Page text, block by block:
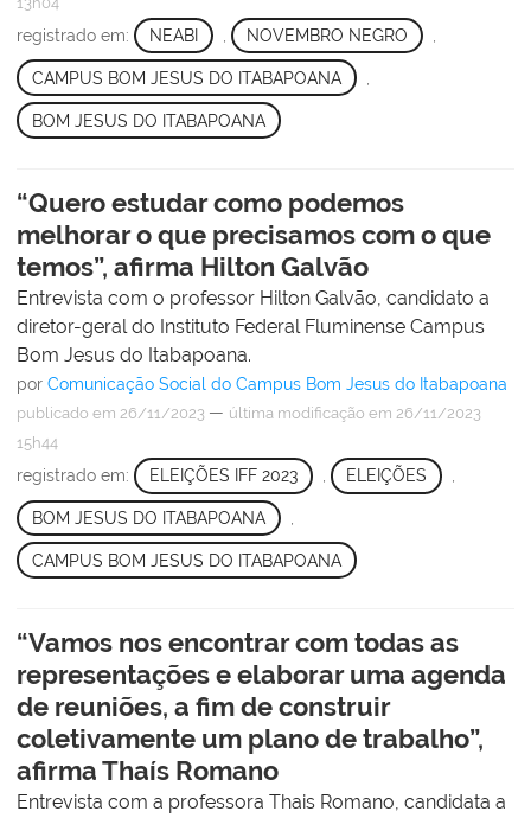
registrado em: NEABI NOVEMBRO NEGRO
CAMPUS BOM JESUS DO ITABAPOANA
BOM JESUS DO ITABAPOANA
“Quero estudar como podemos
melhorar o que precisamos com o que
temos”, afirma Hilton Galvão
Entrevista com o professor Hilton Galvão, candidato a
diretor-geral do Instituto Federal Fluminense Campus
Bom Jesus do Itabapoana.
por Comunicação Social do Campus Bom Jesus do Itabapoana
publicado em 26/11/2023 — última modificação em 26/11/2023
15h44
registrado em: ELEIÇÕES IFF 2023 , ELEIÇÕES ,
BOM JESUS DO ITABAPOANA
CAMPUS BOM JESUS DO ITABAPOANA
“Vamos nos encontrar com todas as
representações e elaborar uma agenda
de reuniões, a fim de construir
coletivamente um plano de trabalho”,
afirma Thaís Romano
Entrevista com a professora Thais Romano, candidata a